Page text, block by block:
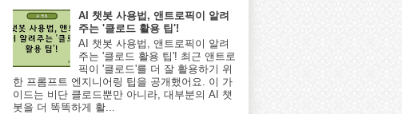
AI 챗봇 사용법, 앤트로픽이 알려
주는 '클로드 활용 팁'!
AI 챗봇 사용법, 앤트로픽이 알려
주는 '클로드 활용 팁'! 최근 앤트로
픽이 '클로드'를 더 잘 활용하기 위
한 프롬프트 엔지니어링 팁을 공개했어요. 이 가
이드는 비단 클로드뿐만 아니라, 대부분의 AI 챗
봇을 더 똑똑하게 활...